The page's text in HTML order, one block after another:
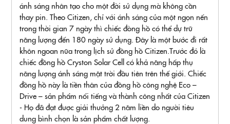
ánh sáng nhân tạo cho một đời sử dụng mà không cần
thay pin. Theo Citizen, chỉ với ánh sáng của một ngọn nến
trong thời gian 7 ngày thì chiếc đòng hồ có thể dự trữ
năng lượng đến 180 ngày sử dụng. Đây là một bước đi rất
khôn ngoan nữa trong lịch sử đồng hồ Citizen.Trước đó là
chiếc đồng hồ Cryston Solar Cell có khả năng hấp thụ
năng lượng ánh sáng mặt trời đầu tiên trên thế giới. Chiếc
đồng hồ này là tiền thân của đồng hồ công nghệ Eco –
Drive – sản phẩm nổi tiếng và thành công nhất của Citizen
- Họ đã đạt được giải thưởng 2 năm liền do người tiêu
dung bình chọn là sản phẩm chất lượng.